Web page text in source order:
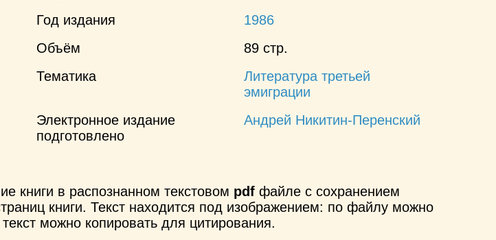
Год издания
1986
Объём
89 стр.
Тематика
Литература третьей
эмиграции
Электронное издание
подготовлено
Андрей Никитин-Перенский
книги в распознанном текстовом pdf файле с сохранением
книги. Текст находится под изображением: по файлу можно
текст можно копировать для цитирования.